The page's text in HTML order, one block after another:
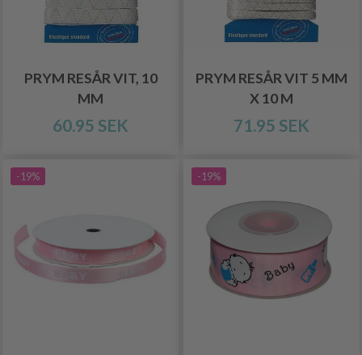
PRYM RESÅR VIT, 10
MM
60.95 SEK
PRYM RESÅR VIT 5 MM
X 10 M
71.95 SEK
-19% -19%